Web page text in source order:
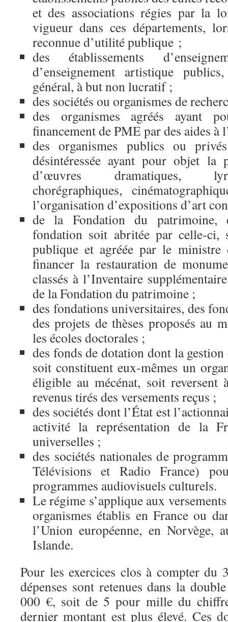
et des associations régies par la
vigueur dans ces départements,
reconnue d’utilité publique ;
des établissements
d’enseignement artistique
général, à but non lucratif ;
des sociétés ou organismes de
des organismes agréés ayant
financement de PME par des aides à
des organismes publics ou
désintéressée ayant pour objet la
d’œuvres dramatiques,
chorégraphiques,
l’organisation d’expositions d’art
de la Fondation du patrimoine,
fondation soit abritée par celle-ci,
publique et agréée par le
financer la restauration de
classés à l’Inventaire
de la Fondation du patrimoine ;
des fondations universitaires, des
des projets de thèses proposés au
les écoles doctorales ;
des fonds de dotation dont la gestion
soit constituent eux-mêmes un
éligible au mécénat, soit reversent
revenus tirés des versements reçus ;
des sociétés dont l’État est
activité la représentation de la
universelles ;
des sociétés nationales de
Télévisions et Radio France)
programmes audiovisuels culturels.
Le régime s’applique aux
organismes établis en France ou
l’Union européenne, en Norvège,
Islande.
Pour les exercices clos à compter du
dépenses sont retenues dans la
000 €, soit de 5 pour mille du
dernier montant est plus élevé. Ces